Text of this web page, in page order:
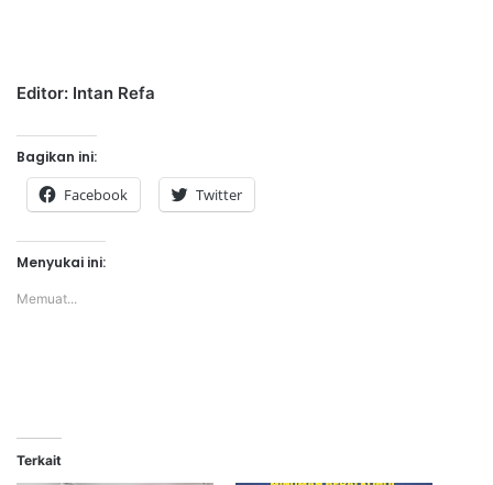
Editor: Intan Refa
Bagikan ini:
Facebook Twitter
Menyukai ini:
Memuat...
Terkait